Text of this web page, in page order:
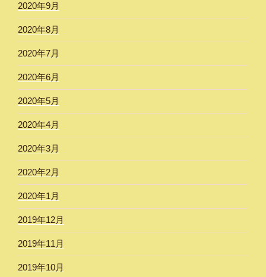
2020年9月
2020年8月
2020年7月
2020年6月
2020年5月
2020年4月
2020年3月
2020年2月
2020年1月
2019年12月
2019年11月
2019年10月